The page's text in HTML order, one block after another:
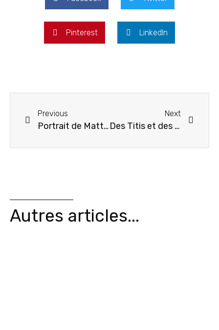
Pinterest LinkedIn
Previous
Portrait de Matthieu dans “Tahiti infos”
Next
Des Titis et des rats
Autres articles...